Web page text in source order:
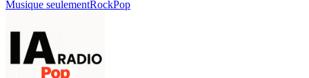
Musique seulementRockPop